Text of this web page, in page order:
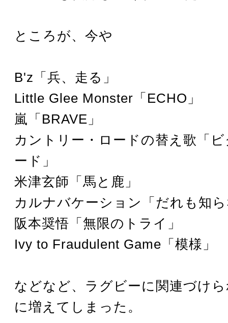
ところが、今や
B'z「兵、走る」
Little Glee Monster「ECHO」
嵐「BRAVE」
カントリー・ロードの替え歌「
ード」
米津玄師「馬と鹿」
カルナバケーション「だれも知
阪本奨悟「無限のトライ」
Ivy to Fraudulent Game「模様」
などなど、ラグビーに関連づけ
に増えてしまった。